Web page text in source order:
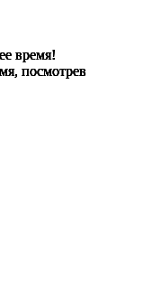
время!
посмотрев
время!
посмотрев
время!
посмотрев
время!
посмотрев
время!
посмотрев